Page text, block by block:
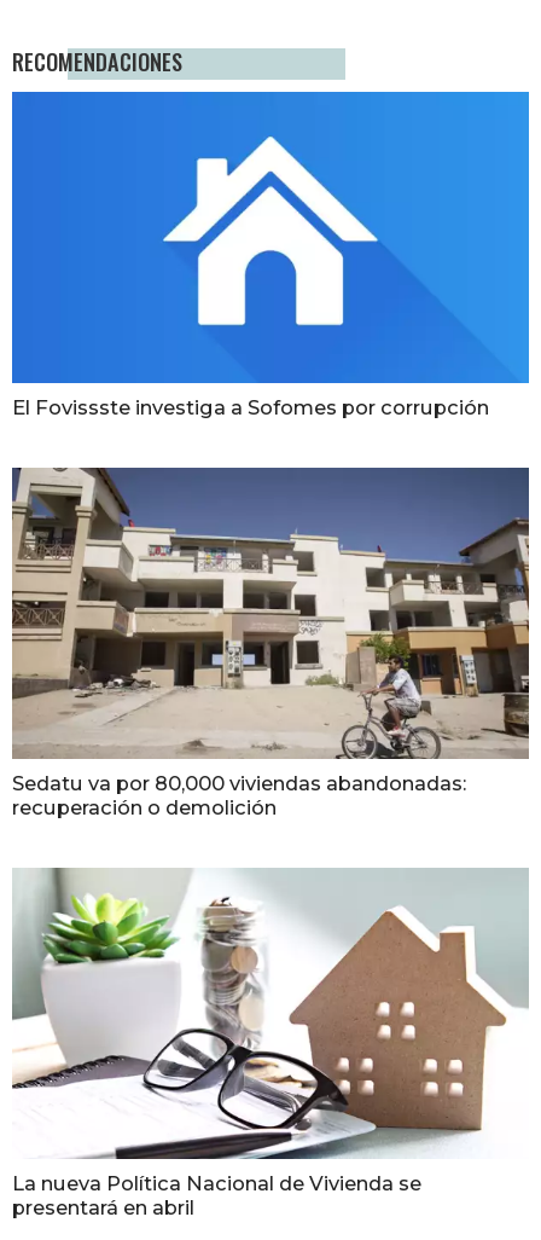
RECOMENDACIONES
El Fovissste investiga a Sofomes por corrupción
Sedatu va por 80,000 viviendas abandonadas:
recuperación o demolición
La nueva Política Nacional de Vivienda se
presentará en abril